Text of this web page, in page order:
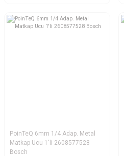
PoinTeQ 6mm 1/4 Adap. Metal
Matkap Ucu 1'li 2608577528
Bosch